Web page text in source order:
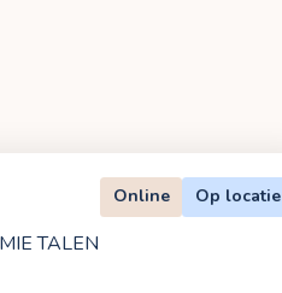
Online Op locatie
TALEN